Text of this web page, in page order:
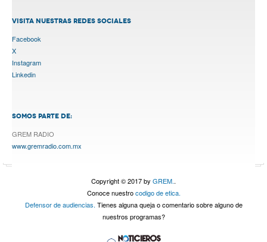
VISITA NUESTRAS REDES SOCIALES
Facebook
X
Instagram
Linkedin
SOMOS PARTE DE:
GREM RADIO
www.gremradio.com.mx
Copyright © 2017 by GREM..
Conoce nuestrocodigo de etica.
Defensor de audiencias. Tienes alguna queja o comentario sobre alguno de
nuestros programas?